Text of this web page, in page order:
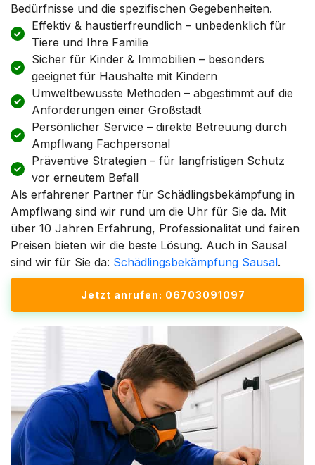
Bedürfnisse und die spezifischen Gegebenheiten.
Effektiv & haustierfreundlich – unbedenklich für
Tiere und Ihre Familie
Sicher für Kinder & Immobilien – besonders
geeignet für Haushalte mit Kindern
Umweltbewusste Methoden – abgestimmt auf die
Anforderungen einer Großstadt
Persönlicher Service – direkte Betreuung durch
Ampflwang Fachpersonal
Präventive Strategien – für langfristigen Schutz
vor erneutem Befall
Als erfahrener Partner für Schädlingsbekämpfung in
Ampflwang sind wir rund um die Uhr für Sie da. Mit
über 10 Jahren Erfahrung, Professionalität und fairen
Preisen bieten wir die beste Lösung. Auch in Sausal
sind wir für Sie da: Schädlingsbekämpfung Sausal.
Jetzt anrufen: 06703091097